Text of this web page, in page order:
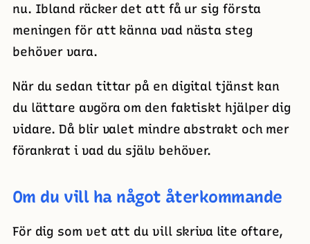
nu. Ibland räcker det att få ur sig första
meningen för att känna vad nästa steg
behöver vara.
När du sedan tittar på en digital tjänst kan
du lättare avgöra om den faktiskt hjälper dig
vidare. Då blir valet mindre abstrakt och mer
förankrat i vad du själv behöver.
Om du vill ha något återkommande
För dig som vet att du vill skriva lite oftare,